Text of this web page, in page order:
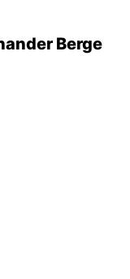
Berge